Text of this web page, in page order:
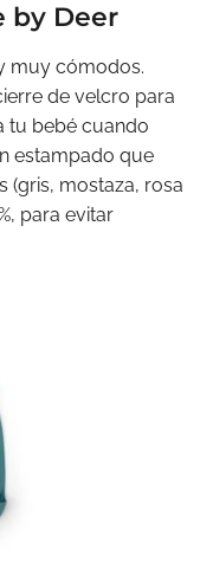
by Deer
muy cómodos.
de velcro para
tu bebé cuando
estampado que
(gris, mostaza, rosa
para evitar